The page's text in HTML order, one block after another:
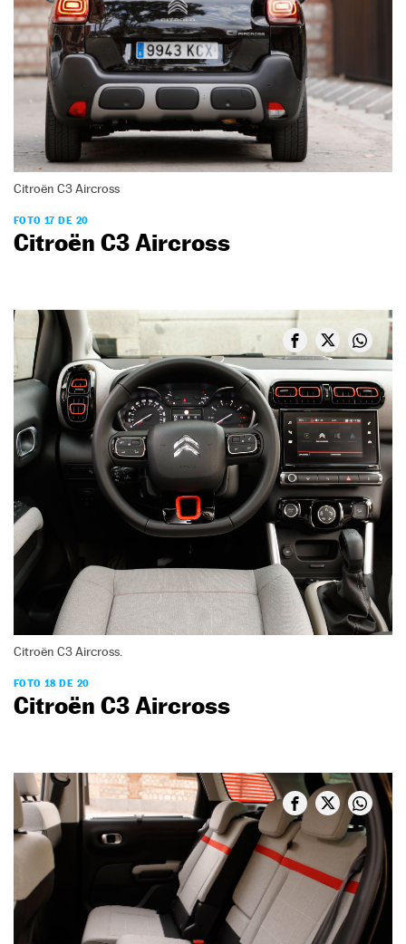
Citroën C3 Aircross
FOTO 17 DE 20
Citroën C3 Aircross
Citroën C3 Aircross.
FOTO 18 DE 20
Citroën C3 Aircross